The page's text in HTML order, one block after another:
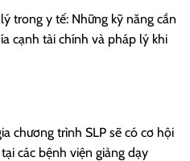
trong y tế: Những kỹ năng cần
cạnh tài chính và pháp lý khi
chương trình SLP sẽ có cơ hội
các bệnh viện giảng dạy